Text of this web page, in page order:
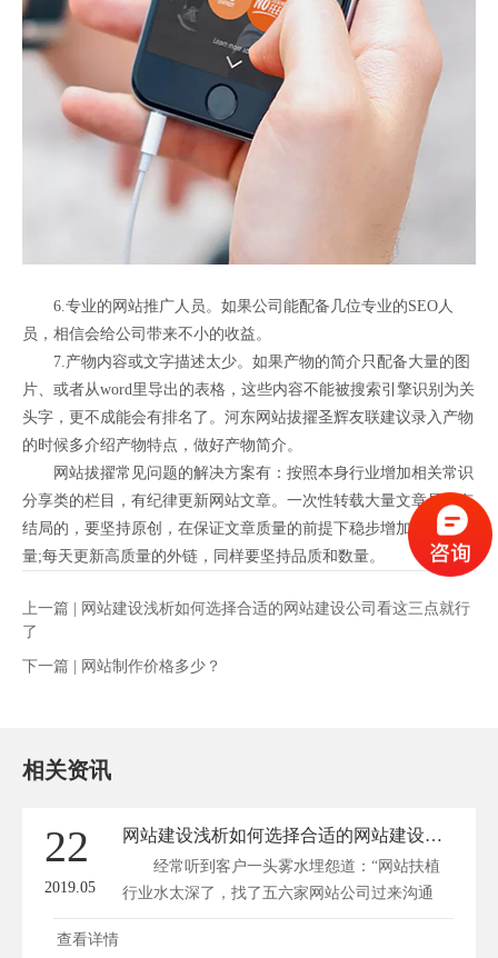
6.专业的网站推广人员。如果公司能配备几位专业的SEO人
员，相信会给公司带来不小的收益。
7.产物内容或文字描述太少。如果产物的简介只配备大量的图
片、或者从word里导出的表格，这些内容不能被搜索引擎识别为关
头字，更不成能会有排名了。河东网站拔擢圣辉友联建议录入产物
的时候多介绍产物特点，做好产物简介。
网站拔擢常见问题的解决方案有：按照本身行业增加相关常识
分享类的栏目，有纪律更新网站文章。一次性转载大量文章是没有
结局的，要坚持原创，在保证文章质量的前提下稳步增加文章数
量;每天更新高质量的外链，同样要坚持品质和数量。
上一篇 |
网站建设浅析如何选择合适的网站建设公司看这三点就行
了
下一篇 | 网站制作价格多少？
相关资讯
22
2019.05
网站建设浅析如何选择合适的网站建设公司看这三点就行了
经常听到客户一头雾水埋怨道：“网站扶植
行业水太深了，找了五六家网站公司过来沟通
网...
查看详情